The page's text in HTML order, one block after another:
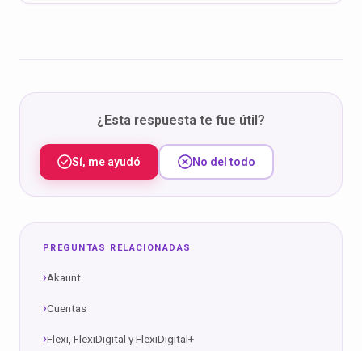
¿Esta respuesta te fue útil?
Sí, me ayudó No del todo
PREGUNTAS RELACIONADAS
Akaunt
Cuentas
Flexi, FlexiDigital y FlexiDigital+